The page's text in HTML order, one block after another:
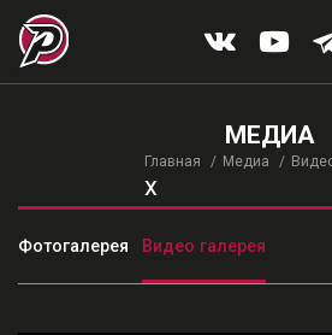
МЕДИА
Главная Медиа
x
Фотогалерея Видео галерея